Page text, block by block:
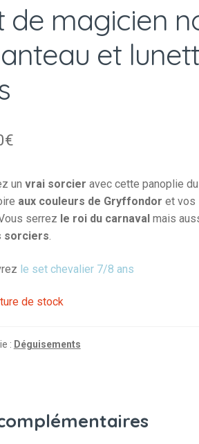
de magicien
et
€
un vrai sorcier avec cette panoplie du
aux couleurs de Gryffondor et vos
serrez le roi du carnavalmais
sorciers.
le set chevalier 7/8 ans
de stock
: Déguisements